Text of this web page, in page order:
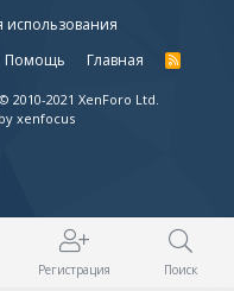
использования
Помощь Главная
R
S
© 2010-2021 XenForo Ltd.
by xenfocus
Регистрация Поиск